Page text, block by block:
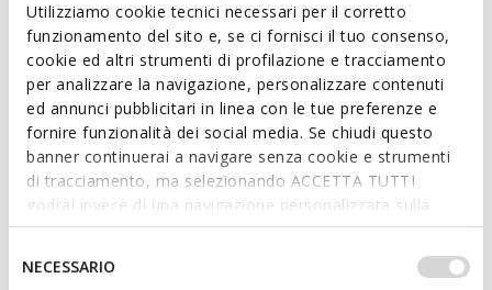
Utilizziamo cookie tecnici necessari per il corretto
funzionamento del sito e, se ci fornisci il tuo consenso,
cookie ed altri strumenti di profilazione e tracciamento
per analizzare la navigazione, personalizzare contenuti
ed annunci pubblicitari in linea con le tue preferenze e
fornire funzionalità dei social media. Se chiudi questo
banner continuerai a navigare senza cookie e strumenti
di tracciamento, ma selezionando ACCETTA TUTTI
godrai invece di una navigazione personalizzata sulla
base dei tuoi gusti ed interessi. Selezionando
IMPOSTAZIONI potrai anche scegliere quali cookies ed
altri strumenti di tracciamento autorizzare. Per maggiori
NECESSARIO
leisure during the warmer months.
ITEM CODE:J02DMA0006KC4067
Features
Outstanding cushioning effect which offers protection
and absorbs jolts and vibrations
Unlined upper